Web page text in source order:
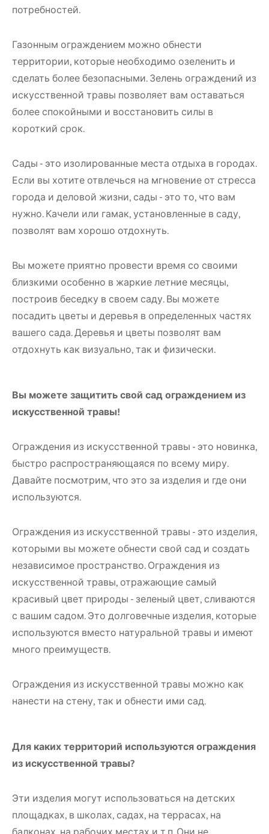
потребностей.
Газонным ограждением можно обнести
территории, которые необходимо озеленить и
сделать более безопасными. Зелень ограждений из
искусственной травы позволяет вам оставаться
более спокойными и восстановить силы в
короткий срок.
Сады - это изолированные места отдыха в городах.
Если вы хотите отвлечься на мгновение от стресса
города и деловой жизни, сады - это то, что вам
нужно. Качели или гамак, установленные в саду,
позволят вам хорошо отдохнуть.
Вы можете приятно провести время со своими
близкими особенно в жаркие летние месяцы,
построив беседку в своем саду. Вы можете
посадить цветы и деревья в определенных частях
вашего сада. Деревья и цветы позволят вам
отдохнуть как визуально, так и физически.
Вы можете защитить свой сад ограждением из
искусственной травы!
Ограждения из искусственной травы - это новинка,
быстро распространяющаяся по всему миру.
Давайте посмотрим, что это за изделия и где они
используются.
Ограждения из искусственной травы - это изделия,
которыми вы можете обнести свой сад и создать
независимое пространство. Ограждения из
искусственной травы, отражающие самый
красивый цвет природы - зеленый цвет, сливаются
с вашим садом. Это долговечные изделия, которые
используются вместо натуральной травы и имеют
много преимуществ.
Ограждения из искусственной травы можно как
нанести на стену, так и обнести ими сад.
Для каких территорий используются ограждения
из искусственной травы?
Эти изделия могут использоваться на детских
площадках, в школах, садах, на террасах, на
балконах, на рабочих местах и т.п. Они не